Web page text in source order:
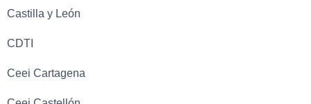
Castilla y León
CDTI
Ceei Cartagena